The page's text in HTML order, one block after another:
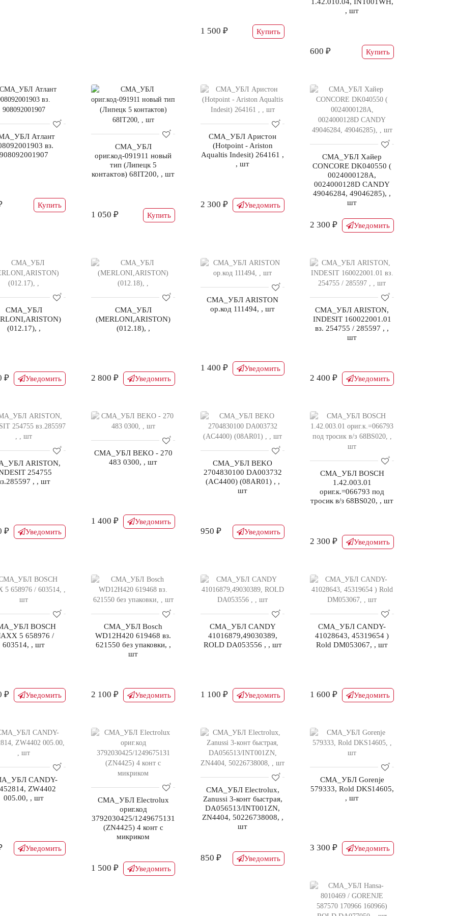
1 500 ₽ Купить
, шт
600 ₽ Купить
Атлант
вз.
908092001907
Купить
СМА_УБЛ
ориг.код-091911 новый
тип (Липецк 5
контактов) 68IT200, , шт
1 050 ₽ Купить
СМА_УБЛ Аристон
(Hotpoint - Ariston
Aqualtis Indesit) 264161 ,
, шт
2 300 ₽ Уведомить
СМА_УБЛ Хайер
CONCORE DK040550 (
0024000128A,
0024000128D CANDY
49046284, 49046285), ,
шт
2 300 ₽ Уведомить
СМА_УБЛ
(012.17), ,
₽ Уведомить
СМА_УБЛ
(MERLONI,ARISTON)
(012.18), ,
2 800 ₽ Уведомить
СМА_УБЛ ARISTON
ор.код 111494, , шт
1 400 ₽ Уведомить
СМА_УБЛ ARISTON,
INDESIT 160022001.01
вз. 254755 / 285597 , ,
шт
2 400 ₽ Уведомить
ARISTON,
254755
, , шт
₽ Уведомить
СМА_УБЛ BEKO - 270
483 0300, , шт
1 400 ₽ Уведомить
СМА_УБЛ BEKO
2704830100 DA003732
(AC4400) (08AR01) , ,
шт
950 ₽ Уведомить
СМА_УБЛ BOSCH
1.42.003.01
ориг.к.=066793 под
тросик в/з 68BS020, , шт
2 300 ₽ Уведомить
BOSCH
5 658976 /
603514, , шт
₽ Уведомить
СМА_УБЛ Bosch
WD12H420 619468 вз.
621550 без упаковки, ,
шт
2 100 ₽ Уведомить
СМА_УБЛ CANDY
41016879,49030389,
ROLD DA053556 , , шт
1 100 ₽ Уведомить
СМА_УБЛ CANDY-
41028643, 45319654 )
Rold DM053067, , шт
1 600 ₽ Уведомить
CANDY-
ZW4402
005.00, , шт
Уведомить
СМА_УБЛ Electrolux
ориг.код
3792030425/12496751З1
(ZN4425) 4 конт с
микриком
1 500 ₽ Уведомить
СМА_УБЛ Electrolux,
Zanussi 3-конт быстрая,
DA056513/INT001ZN,
ZN4404, 50226738008, ,
шт
850 ₽ Уведомить
СМА_УБЛ Gorenje
579333, Rold DKS14605,
, шт
3 300 ₽ Уведомить